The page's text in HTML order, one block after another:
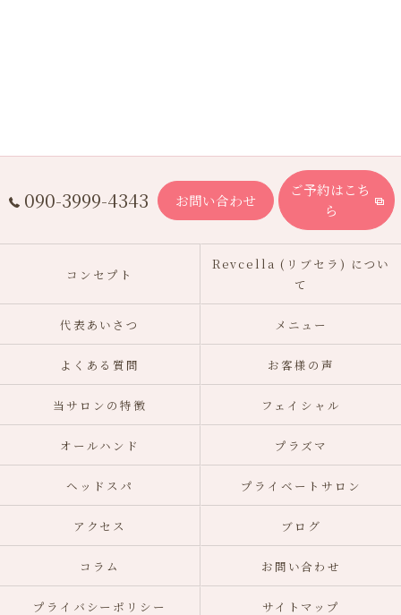
090-3999-4343 お問い合わせ
ご予約はこち
ら
コンセプト
Revcella (リブセラ) につい
て
代表あいさつ メニュー
よくある質問 お客様の声
当サロンの特徴 フェイシャル
オールハンド プラズマ
ヘッドスパ プライベートサロン
アクセス ブログ
コラム お問い合わせ
プライバシーポリシー サイトマップ